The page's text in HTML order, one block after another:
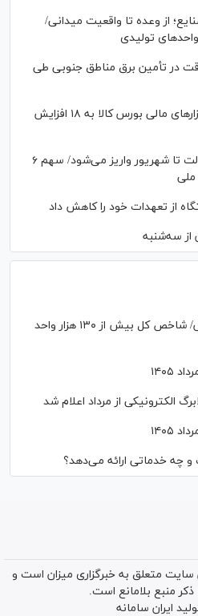
از وعده تا واقعیت میدانی/
در تأمین برق مناطق جنوبی طی
ساعت پایان معاملات بازار‌های مالی بورس کالا به ۱۸ افزایش
بخشی از سود سهام عدالت تا شهریور واریز می‌شود/ سهم ۶
سه‌شنبه
تداوم روند صعودی بورس/ شاخص کل بیش از ۱۳۰ هزار واحد
الکترونیکی از مرداد اعلام شد
چه خدماتی ارائه می‌دهد؟
متعلق به خبرگزاری میزان است و
ذکر منبع بلامانع است.
ایران سامانه